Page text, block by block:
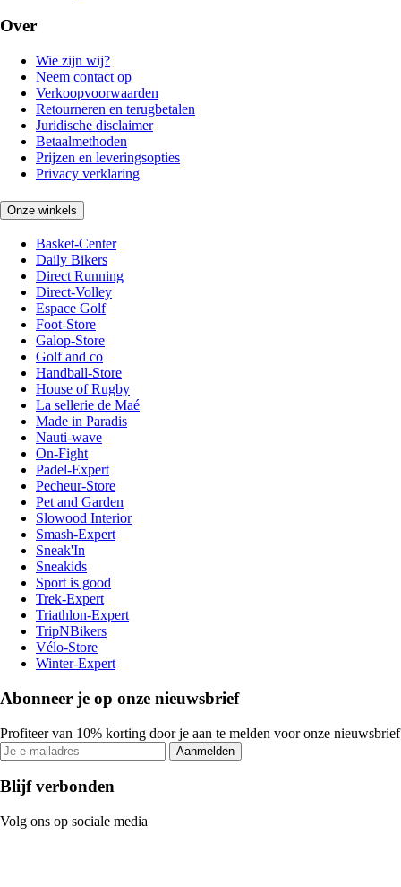
Over
Wie zijn wij?
Neem contact op
Verkoopvoorwaarden
Retourneren en terugbetalen
Juridische disclaimer
Betaalmethoden
Prijzen en leveringsopties
Privacy verklaring
Onze winkels
Basket-Center
Daily Bikers
Direct Running
Direct-Volley
Espace Golf
Foot-Store
Galop-Store
Golf and co
Handball-Store
House of Rugby
La sellerie de Maé
Made in Paradis
Nauti-wave
On-Fight
Padel-Expert
Pecheur-Store
Pet and Garden
Slowood Interior
Smash-Expert
Sneak'In
Sneakids
Sport is good
Trek-Expert
Triathlon-Expert
TripNBikers
Vélo-Store
Winter-Expert
Abonneer je op onze nieuwsbrief
Profiteer van 10% korting door je aan te melden voor onze nieuwsbrief
Aanmelden
Blijf verbonden
Volg ons op sociale media